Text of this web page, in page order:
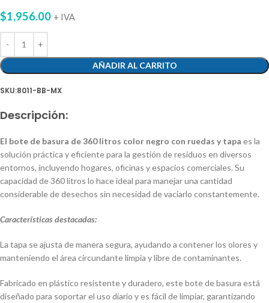
$1,956.00 + IVA
AÑADIR AL CARRITO
SKU:8011-BB-MX
Descripción:
El bote de basura de 360 litros color negro con ruedas y tapa es la
solución práctica y eficiente para la gestión de residuos en diversos
entornos, incluyendo hogares, oficinas y espacios comerciales. Su
capacidad de 360 litros lo hace ideal para manejar una cantidad
considerable de desechos sin necesidad de vaciarlo constantemente.
Características destacadas:
La tapa se ajusta de manera segura, ayudando a contener los olores y
manteniendo el área circundante limpia y libre de contaminantes.
Fabricado en plástico resistente y duradero, este bote de basura está
diseñado para soportar el uso diario y es fácil de limpiar, garantizando